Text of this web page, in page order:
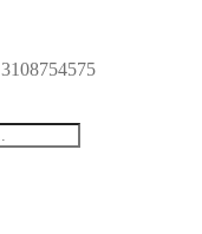
3108754575